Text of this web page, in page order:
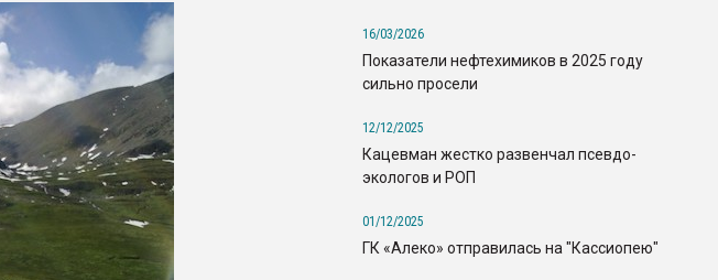
16/03/2026
Показатели нефтехимиков в 2025 году
сильно просели
12/12/2025
Кацевман жестко развенчал псевдо-
экологов и РОП
01/12/2025
ГК «Алеко» отправилась на "Кассиопею"